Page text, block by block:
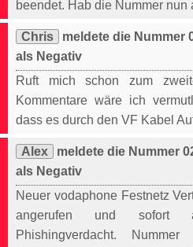
beendet. Hab die Nummer nun
Chris
meldete die Nummer
als Negativ
Ruft mich schon zum
Kommentare wäre ich
dass es durch den VF Kabel
Alex
meldete die Nummer
als Negativ
Neuer vodaphone Festnetz
angerufen und sofort
Phishingverdacht.